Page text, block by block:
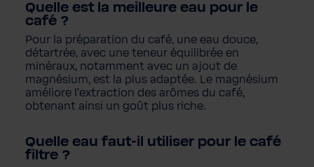
Quelle est la meilleure eau pour le
café ?
Pour la préparation du café, une eau douce,
détartrée, avec une teneur équilibrée en
minéraux, notamment avec un ajout de
magnésium, est la plus adaptée. Le magnésium
améliore l'extraction des arômes du café,
obtenant ainsi un goût plus riche.
Quelle eau faut-il utiliser pour le café
filtre ?